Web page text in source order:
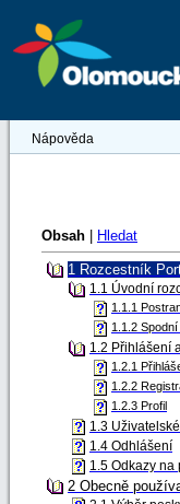
Nápověda